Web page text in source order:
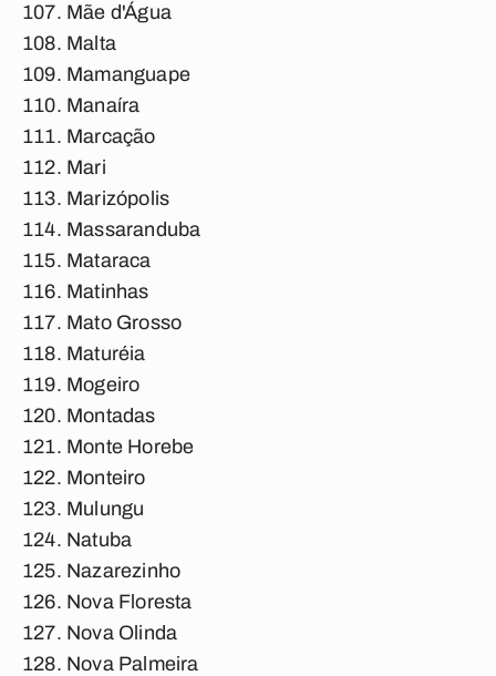
Mãe d'Água
Malta
Mamanguape
Manaíra
Marcação
Mari
Marizópolis
Massaranduba
Mataraca
Matinhas
Mato Grosso
Maturéia
Mogeiro
Montadas
Monte Horebe
Monteiro
Mulungu
Natuba
Nazarezinho
Nova Floresta
Nova Olinda
Nova Palmeira